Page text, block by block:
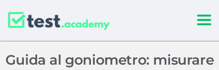
Guida al goniometro: misurare